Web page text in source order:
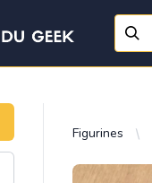
Figurines